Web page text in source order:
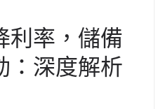
利率，儲備
：深度解析